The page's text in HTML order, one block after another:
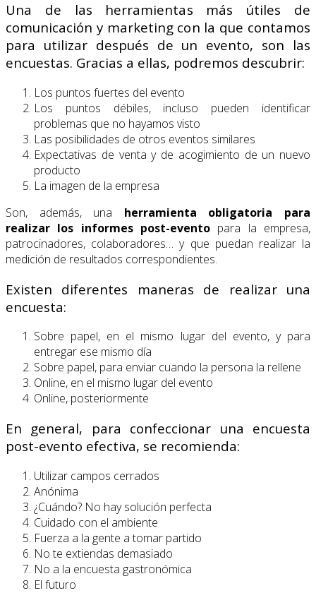
Una de las herramientas más útiles de
comunicación y marketing con la que contamos
para utilizar después de un evento, son las
encuestas. Gracias a ellas, podremos descubrir:
Los puntos fuertes del evento
Los puntos débiles, incluso pueden identificar
problemas que no hayamos visto
Las posibilidades de otros eventos similares
Expectativas de venta y de acogimiento de un nuevo
producto
La imagen de la empresa
Son, además, una herramienta obligatoria para
realizar los informes post-evento para la empresa,
patrocinadores, colaboradores… y que puedan realizar la
medición de resultados correspondientes.
Existen diferentes maneras de realizar una
encuesta:
Sobre papel, en el mismo lugar del evento, y para
entregar ese mismo día
Sobre papel, para enviar cuando la persona la rellene
Online, en el mismo lugar del evento
Online, posteriormente
En general, para confeccionar una encuesta
post-evento efectiva, se recomienda:
Utilizar campos cerrados
Anónima
¿Cuándo? No hay solución perfecta
Cuidado con el ambiente
Fuerza a la gente a tomar partido
No te extiendas demasiado
No a la encuesta gastronómica
El futuro